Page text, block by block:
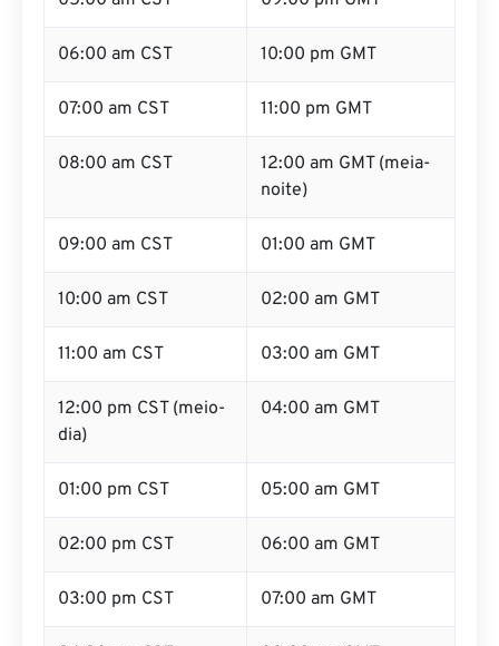
06:00 am CST 10:00 pm GMT
07:00 am CST 11:00 pm GMT
08:00 am CST
12:00 am GMT (meia-
noite)
09:00 am CST 01:00 am GMT
10:00 am CST 02:00 am GMT
11:00 am CST 03:00 am GMT
12:00 pm CST (meio-
dia)
04:00 am GMT
01:00 pm CST 05:00 am GMT
02:00 pm CST 06:00 am GMT
03:00 pm CST 07:00 am GMT